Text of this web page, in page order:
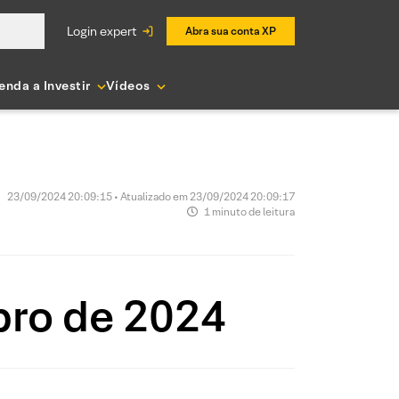
login expert Abra sua conta XP
a Investir Vídeos
23/09/2024 20:09:15 • Atualizado em 23/09/2024 20:09:17
1 minuto de leitura
de 2024